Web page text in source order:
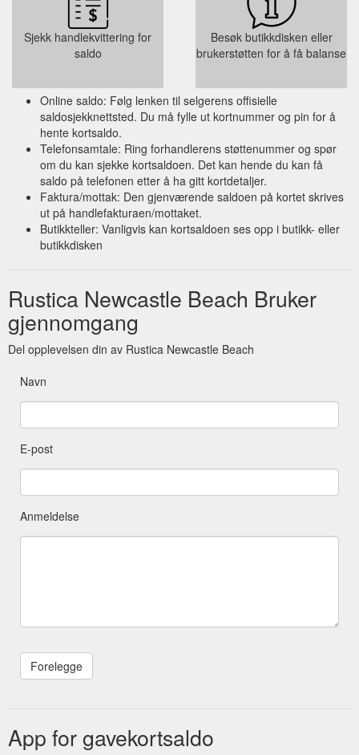
Sjekk handlekvittering for
saldo
Besøk butikkdisken eller
brukerstøtten for å få balanse
Online saldo: Følg lenken til selgerens offisielle
saldosjekknettsted. Du må fylle ut kortnummer og pin for å
hente kortsaldo.
Telefonsamtale: Ring forhandlerens støttenummer og spør
om du kan sjekke kortsaldoen. Det kan hende du kan få
saldo på telefonen etter å ha gitt kortdetaljer.
Faktura/mottak: Den gjenværende saldoen på kortet skrives
ut på handlefakturaen/mottaket.
Butikkteller: Vanligvis kan kortsaldoen ses opp i butikk- eller
butikkdisken
Rustica Newcastle Beach Bruker
gjennomgang
Del opplevelsen din av Rustica Newcastle Beach
Navn
E-post
Anmeldelse
App for gavekortsaldo